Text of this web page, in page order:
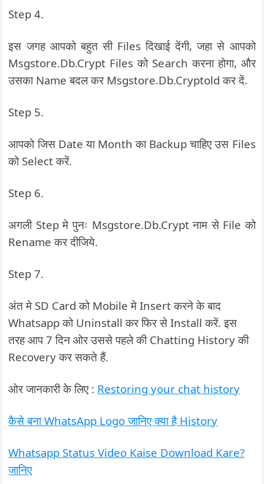
Step 4.
इस जगह आपको बहुत सी Files दिखाई देंगी, जहा से आपको
Msgstore.Db.Crypt Files को Search करना होगा, और
उसका Name बदल कर Msgstore.Db.Cryptold कर दें.
Step 5.
आपको जिस Date या Month का Backup चाहिए उस Files
को Select करें.
Step 6.
अगली Step मे पुनः Msgstore.Db.Crypt नाम से File को
Rename कर दीजिये.
Step 7.
अंत मे SD Card को Mobile मे Insert करने के बाद
Whatsapp को Uninstall कर फिर से Install करें. इस
तरह आप 7 दिन ओर उससे पहले की Chatting History की
Recovery कर सकते हैं.
ओर जानकारी के लिए : Restoring your chat history
कैसे बना WhatsApp Logo जानिए क्या है History
Whatsapp Status Video Kaise Download Kare?
जानिए